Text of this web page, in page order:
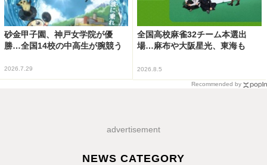
砂金甲子園、神戸女学院が優
勝…全国14校の中高生が腕競う
2026.7.29
全国高校麻雀32チーム本選出
場…麻布や大阪星光、東海も
2026.8.5
Recommended by
advertisement
NEWS CATEGORY